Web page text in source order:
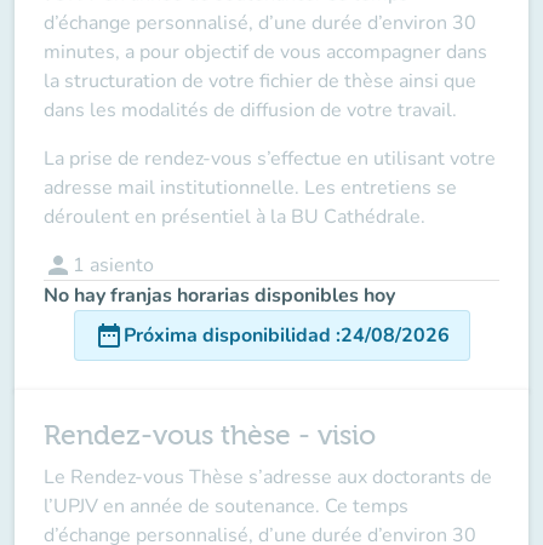
d’échange personnalisé, d’une durée d’environ 30
minutes, a pour objectif de vous accompagner dans
la structuration de votre fichier de thèse ainsi que
dans les modalités de diffusion de votre travail.
La prise de rendez-vous s’effectue en utilisant votre
adresse mail institutionnelle. Les entretiens se
déroulent en présentiel à la BU Cathédrale.
person 1 asiento
No hay franjas horarias disponibles hoy
date_rangePróxima disponibilidad :24/08/2026
Rendez-vous thèse - visio
Le Rendez-vous Thèse s’adresse aux doctorants de
l’UPJV en année de soutenance. Ce temps
d’échange personnalisé, d’une durée d’environ 30